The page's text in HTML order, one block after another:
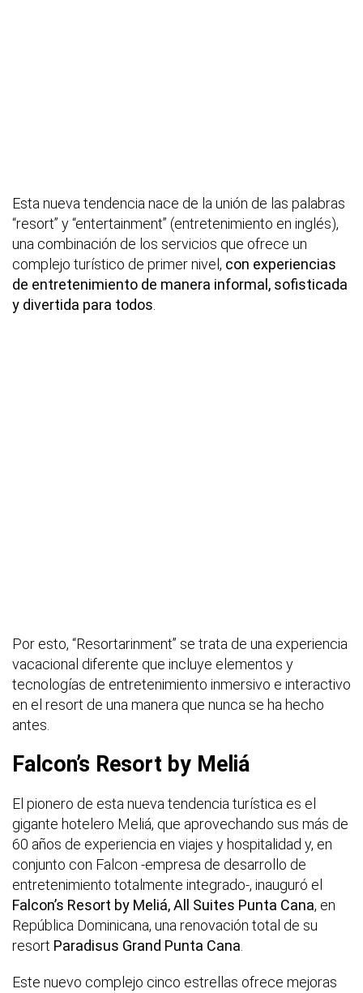
Esta nueva tendencia nace de la unión de las palabras
“resort” y “entertainment” (entretenimiento en inglés),
una combinación de los servicios que ofrece un
complejo turístico de primer nivel, con experiencias
de entretenimiento de manera informal, sofisticada
y divertida para todos.
Por esto, “Resortarinment” se trata de una experiencia
vacacional diferente que incluye elementos y
tecnologías de entretenimiento inmersivo e interactivo
en el resort de una manera que nunca se ha hecho
antes.
Falcon’s Resort by Meliá
El pionero de esta nueva tendencia turística es el
gigante hotelero Meliá, que aprovechando sus más de
60 años de experiencia en viajes y hospitalidad y, en
conjunto con Falcon -empresa de desarrollo de
entretenimiento totalmente integrado-, inauguró el
Falcon’s Resort by Meliá, All Suites Punta Cana, en
República Dominicana, una renovación total de su
resort Paradisus Grand Punta Cana.
Este nuevo complejo cinco estrellas ofrece mejoras